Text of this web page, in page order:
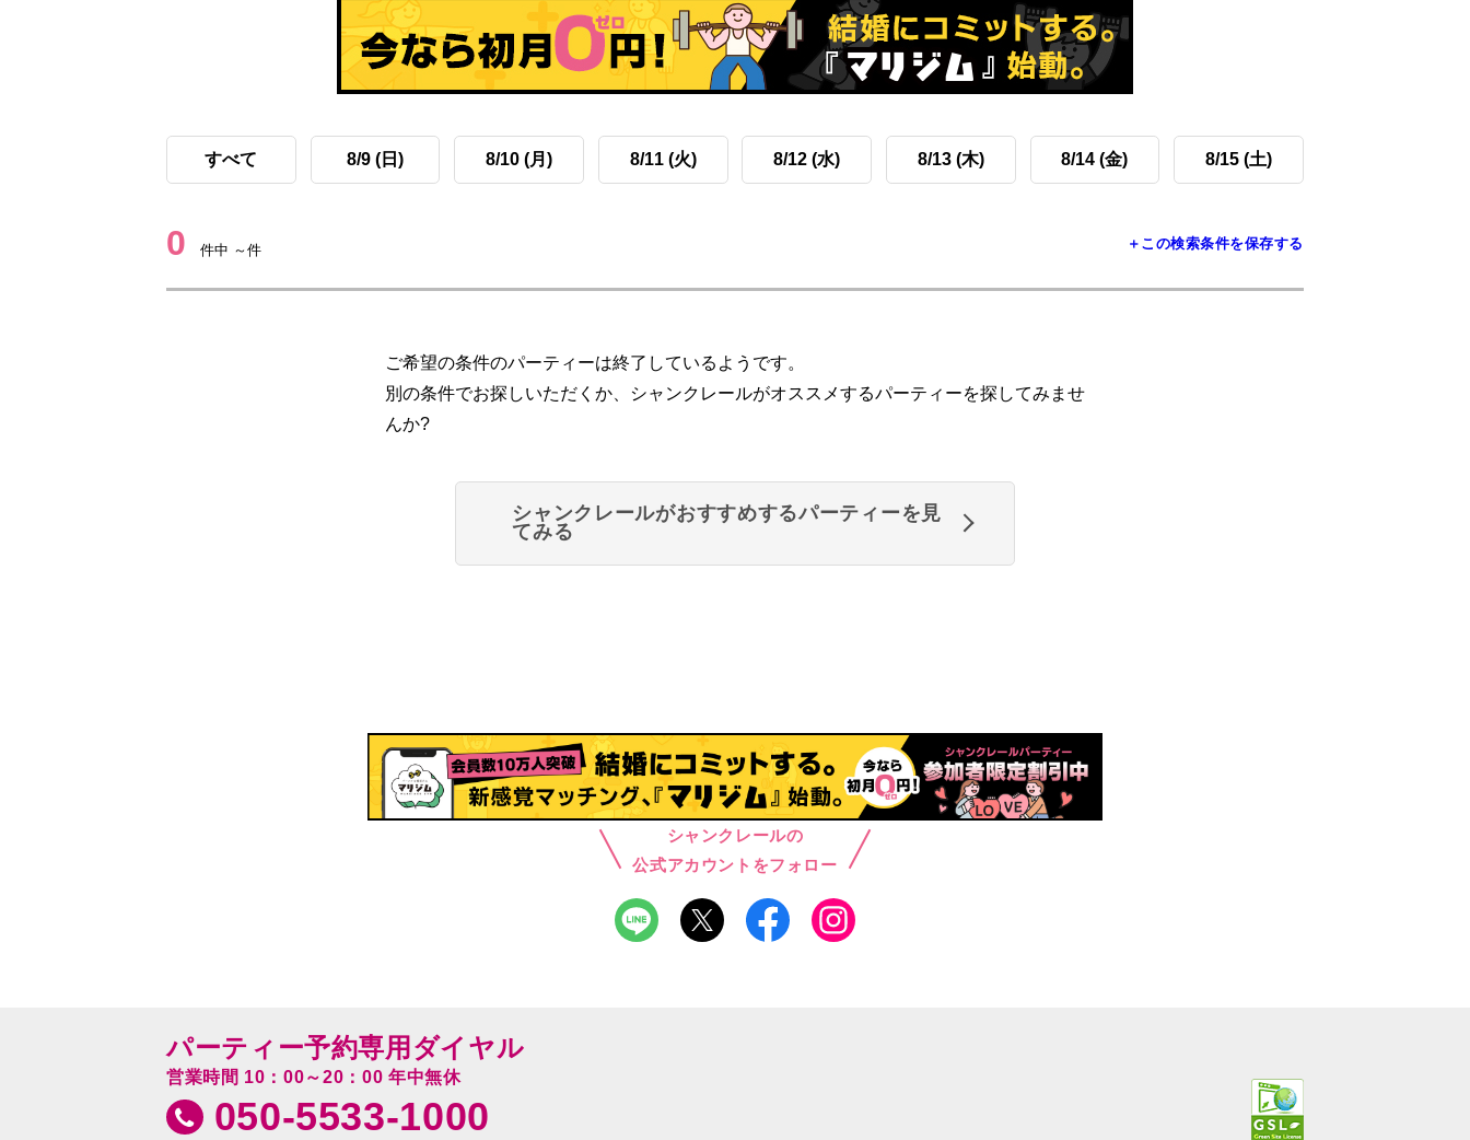
すべて 8/9 (日) 8/10 (月) 8/11 (火) 8/12 (水) 8/13 (木) 8/14 (金) 8/15 (土)
0 件中 ～件 ＋この検索条件を保存する
ご希望の条件のパーティーは終了しているようです。
別の条件でお探しいただくか、シャンクレールがオススメするパーティーを探してみませ
んか?
シャンクレールがおすすめするパーティーを見
てみる
シャンクレールの
公式アカウントをフォロー
パーティー予約専用ダイヤル
営業時間 10：00～20：00 年中無休
050-5533-1000